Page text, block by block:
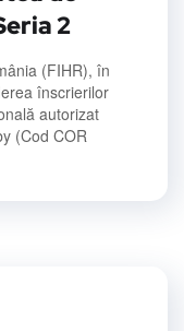
2
(FIHR), în
înscrierilor
autorizat
(Cod COR